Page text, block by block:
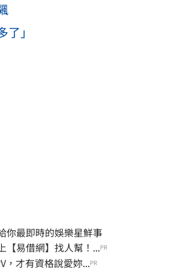
」
最即時的娛樂星鮮事
【易借網】找人幫！...PR
，才有資格說愛妳...PR